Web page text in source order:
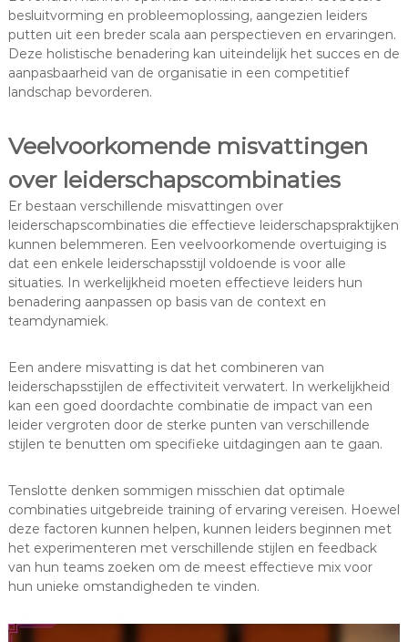
besluitvorming en probleemoplossing, aangezien leiders
putten uit een breder scala aan perspectieven en ervaringen.
Deze holistische benadering kan uiteindelijk het succes en de
aanpasbaarheid van de organisatie in een competitief
landschap bevorderen.
Veelvoorkomende misvattingen
over leiderschapscombinaties
Er bestaan verschillende misvattingen over
leiderschapscombinaties die effectieve leiderschapspraktijken
kunnen belemmeren. Een veelvoorkomende overtuiging is
dat een enkele leiderschapsstijl voldoende is voor alle
situaties. In werkelijkheid moeten effectieve leiders hun
benadering aanpassen op basis van de context en
teamdynamiek.
Een andere misvatting is dat het combineren van
leiderschapsstijlen de effectiviteit verwatert. In werkelijkheid
kan een goed doordachte combinatie de impact van een
leider vergroten door de sterke punten van verschillende
stijlen te benutten om specifieke uitdagingen aan te gaan.
Tenslotte denken sommigen misschien dat optimale
combinaties uitgebreide training of ervaring vereisen. Hoewel
deze factoren kunnen helpen, kunnen leiders beginnen met
het experimenteren met verschillende stijlen en feedback
van hun teams zoeken om de meest effectieve mix voor
hun unieke omstandigheden te vinden.